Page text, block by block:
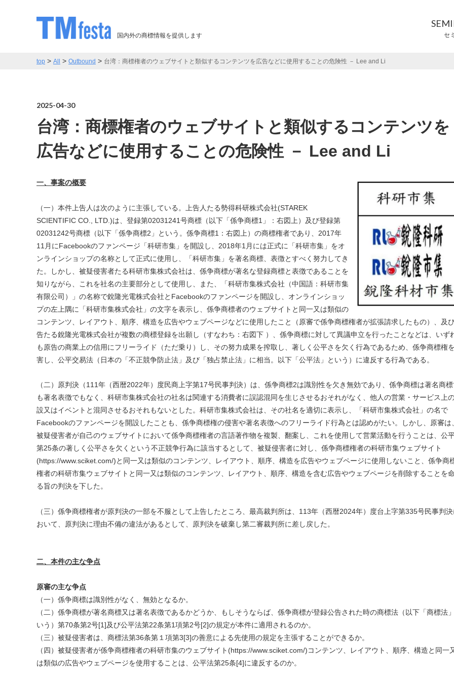
国内外の商標情報を提供します セ
top > All > Outbound > 台湾：商標権者のウェブサイトと類似するコンテンツを広告などに使用することの危険性 － Lee and Li
2025-04-30
台湾：商標権者のウェブサイトと類似するコンテンツを
広告などに使用することの危険性 － Lee and Li
一、事案の概要
（一）本件上告人は次のように主張している。上告人たる勢得科研株式会社(STAREK
SCIENTIFIC CO., LTD.)は、登録第02031241号商標（以下「係争商標1」：右図上）及び登録第
02031242号商標（以下「係争商標2」という。係争商標1：右図上）の商標権者であり、2017年
11月にFacebookのファンページ「科研市集」を開設し、2018年1月には正式に「科研市集」をオ
ンラインショップの名称として正式に使用し、「科研市集」を著名商標、表徴とすべく努力してき
た。しかし、被疑侵害者たる科研市集株式会社は、係争商標が著名な登録商標と表徴であることを
知りながら、これを社名の主要部分として使用し、また、「科研市集株式会社（中国語：科研市集
有限公司）」の名称で銳隆光電株式会社とFacebookのファンページを開設し、オンラインショッ
プの左上隅に「科研市集株式会社」の文字を表示し、係争商標者のウェブサイトと同一又は類似の
コンテンツ、レイアウト、順序、構造を広告やウェブページなどに使用したこと（原審で係争商標権者が拡張請求したもの）、及
告たる銳隆光電株式会社が複数の商標登録を出願し（すなわち：右図下 ）、係争商標に対して異議申立を行ったことなどは、いず
も原告の商業上の信用にフリーライド（ただ乗り）し、その努力成果を搾取し、著しく公平さを欠く行為であるため、係争商標権
害し、公平交易法（日本の「不正競争防止法」及び「独占禁止法」に相当。以下「公平法」という）に違反する行為である。
（二）原判決（111年（西暦2022年）度民商上字第17号民事判決）は、係争商標2は識別性を欠き無効であり、係争商標は著名商
も著名表徴でもなく、科研市集株式会社の社名は関連する消費者に誤認混同を生じさせるおそれがなく、他人の営業・サービス上
設又はイベントと混同させるおそれもないとした。科研市集株式会社は、その社名を適切に表示し、「科研市集株式会社」の名で
Facebookのファンページを開設したことも、係争商標権の侵害や著名表徴へのフリーライド行為とは認めがたい。しかし、原審は、
被疑侵害者が自己のウェブサイトにおいて係争商標権者の言語著作物を複製、翻案し、これを使用して営業活動を行うことは、公
第25条の著しく公平さを欠くという不正競争行為に該当するとして、被疑侵害者に対し、係争商標権者の科研市集ウェブサイト
(https://www.sciket.com/)と同一又は類似のコンテンツ、レイアウト、順序、構造を広告やウェブページに使用しないこと、係争商
権者の科研市集ウェブサイトと同一又は類似のコンテンツ、レイアウト、順序、構造を含む広告やウェブページを削除することを
る旨の判決を下した。
（三）係争商標権者が原判決の一部を不服として上告したところ、最高裁判所は、113年（西暦2024年）度台上字第335号民事判決
おいて、原判決に理由不備の違法があるとして、原判決を破棄し第二審裁判所に差し戻した。
二、本件の主な争点
原審の主な争点
（一）係争商標は識別性がなく、無効となるか。
（二）係争商標が著名商標又は著名表徴であるかどうか、もしそうならば、係争商標が登録公告された時の商標法（以下「商標法
いう）第70条第2号[1]及び公平法第22条第1項第2号[2]の規定が本件に適用されるのか。
（三）被疑侵害者は、商標法第36条第１項第3[3]の善意による先使用の規定を主張することができるか。
（四）被疑侵害者が係争商標権者の科研市集のウェブサイト(https://www.sciket.com/)コンテンツ、レイアウト、順序、構造と同一
は類似の広告やウェブページを使用することは、公平法第25条[4]に違反するのか。